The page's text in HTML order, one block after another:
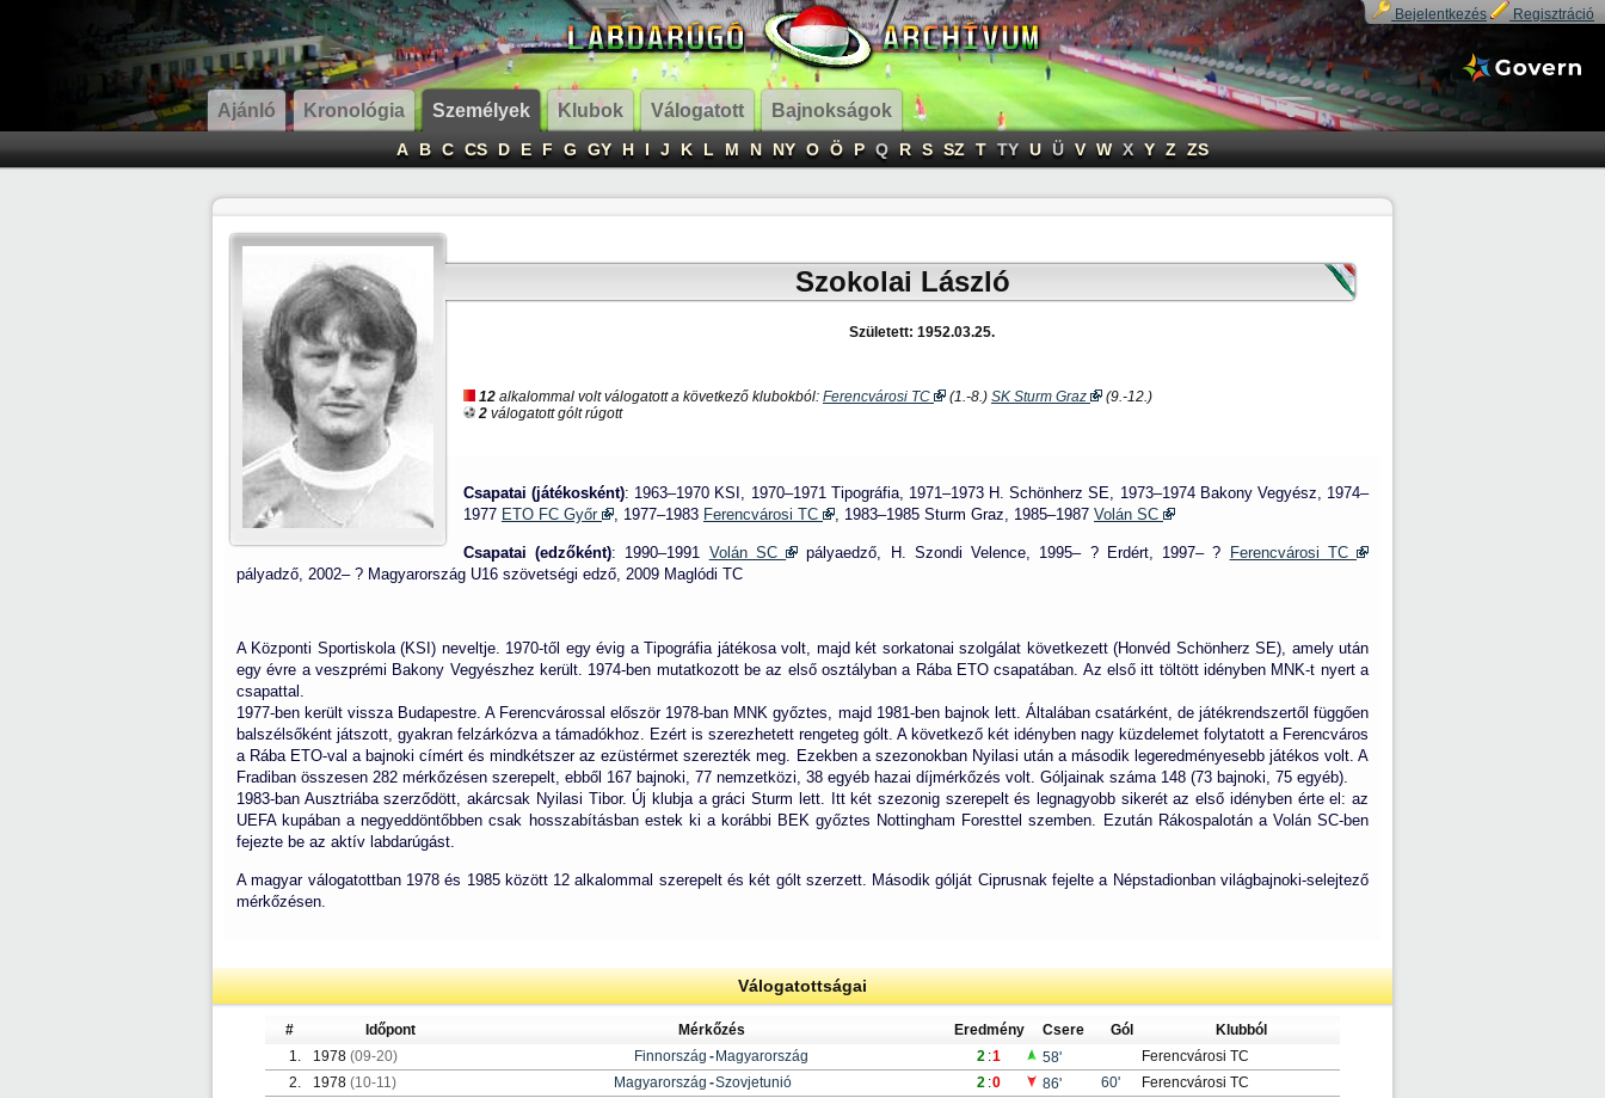
Bejelentkezés Regisztráció
Ajánló Kronológia Személyek Klubok Válogatott Bajnokságok
A B C CS D E F G GY H I J K L M N NY O Ö P Q R S SZ T TY U Ü V W X Y Z ZS
Szokolai László
Született: 1952.03.25.
12 alkalommal volt válogatott a következő klubokból: Ferencvárosi TC (1.-8.) SK Sturm Graz
(9.-12.)
2 válogatott gólt rúgott
Csapatai (játékosként): 1963–1970 KSI, 1970–1971 Tipográfia, 1971–1973 H. Schönherz SE, 1973–1974 Bakony Vegyész, 1974–
1977 ETO FC Győr , 1977–1983 Ferencvárosi TC , 1983–1985 Sturm Graz, 1985–1987 Volán SC
Csapatai (edzőként): 1990–1991 Volán SC pályaedző, H. Szondi Velence, 1995– ? Erdért, 1997– ? Ferencvárosi TC
pályadző, 2002– ? Magyarország U16 szövetségi edző, 2009 Maglódi TC
A Központi Sportiskola (KSI) neveltje. 1970-től egy évig a Tipográfia játékosa volt, majd két sorkatonai szolgálat következett (Honvéd Schönherz SE), amely után
egy évre a veszprémi Bakony Vegyészhez került. 1974-ben mutatkozott be az első osztályban a Rába ETO csapatában. Az első itt töltött idényben MNK-t nyert a
csapattal.
1977-ben került vissza Budapestre. A Ferencvárossal először 1978-ban MNK győztes, majd 1981-ben bajnok lett. Általában csatárként, de játékrendszertől függően
balszélsőként játszott, gyakran felzárkózva a támadókhoz. Ezért is szerezhetett rengeteg gólt. A következő két idényben nagy küzdelemet folytatott a Ferencváros
a Rába ETO-val a bajnoki címért és mindkétszer az ezüstérmet szerezték meg. Ezekben a szezonokban Nyilasi után a második legeredményesebb játékos volt. A
Fradiban összesen 282 mérkőzésen szerepelt, ebből 167 bajnoki, 77 nemzetközi, 38 egyéb hazai díjmérkőzés volt. Góljainak száma 148 (73 bajnoki, 75 egyéb).
1983-ban Ausztriába szerződött, akárcsak Nyilasi Tibor. Új klubja a gráci Sturm lett. Itt két szezonig szerepelt és legnagyobb sikerét az első idényben érte el: az
UEFA kupában a negyeddöntőbben csak hosszabításban estek ki a korábbi BEK győztes Nottingham Foresttel szemben. Ezután Rákospalotán a Volán SC-ben
fejezte be az aktív labdarúgást.
A magyar válogatottban 1978 és 1985 között 12 alkalommal szerepelt és két gólt szerzett. Második gólját Ciprusnak fejelte a Népstadionban világbajnoki-selejtező
mérkőzésen.
Válogatottságai
# Időpont Mérkőzés Eredmény Csere Gól
Klubból
1.
1978 (09-20) Finnország - Magyarország 2 :1 58'
Ferencvárosi TC
2.
1978 (10-11) Magyarország -Szovjetunió 2 :0 86' 60'
Ferencvárosi TC